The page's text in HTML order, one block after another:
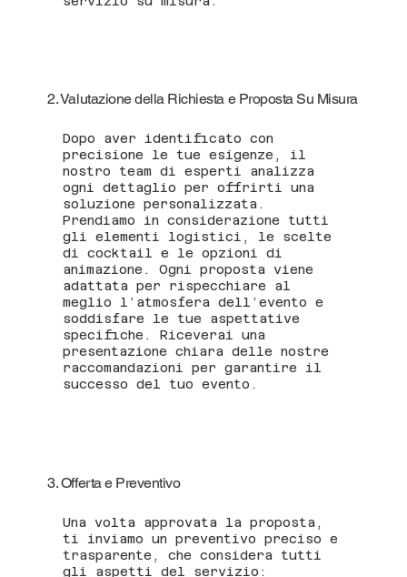
2. Valutazione della Richiesta e Proposta Su Misura
Dopo aver identificato con
precisione le tue esigenze, il
nostro team di esperti analizza
ogni dettaglio per offrirti una
soluzione personalizzata.
Prendiamo in considerazione tutti
gli elementi logistici, le scelte
di cocktail e le opzioni di
animazione. Ogni proposta viene
adattata per rispecchiare al
meglio l’atmosfera dell’evento e
soddisfare le tue aspettative
specifiche. Riceverai una
presentazione chiara delle nostre
raccomandazioni per garantire il
successo del tuo evento.
3. Offerta e Preventivo
Una volta approvata la proposta,
ti inviamo un preventivo preciso e
trasparente, che considera tutti
gli aspetti del servizio: